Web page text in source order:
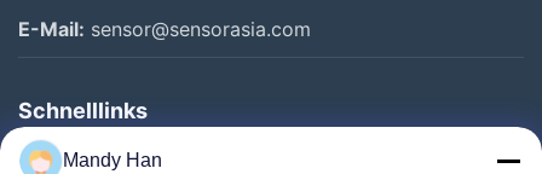
E-Mail: sensor@sensorasia.com
Schnelllinks
HausMandy Han